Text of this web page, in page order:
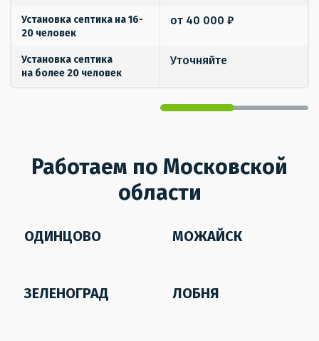
Установка септика на 16-
20 человек
Установка септика
на более 20 человек
от 40 000 ₽
Уточняйте
Работаем по Московской
области
ОДИНЦОВО
ЗЕЛЕНОГРАД
МОЖАЙСК
ЛОБНЯ